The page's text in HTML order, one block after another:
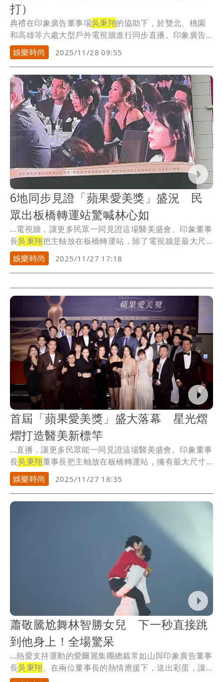
打）
典禮在印象廣告董事場吳秉翔的協助下，於雙北、桃園
和高雄等六處大型戶外電視牆進行同步直播。印象廣告
董事...
娛樂時尚 2025/11/28 09:55
6地同步見證「蘋果愛美獎」盛況 民
眾出板橋轉運站驚喊林心如
...電視牆，讓更多民眾一同見證這場醫美盛會。印象董事
長吳秉翔把主軸放在板橋轉運站，除了電視牆是最大尺
寸1...
娛樂時尚 2025/11/27 17:18
首屆「蘋果愛美獎」盛大落幕 星光熠
熠打造醫美新標竿
...直播，讓更多民眾能一同見證這場醫美盛會。印象董事
長吳秉翔董事長把主軸放在板橋轉運站，擁有最大尺寸
16...
娛樂時尚 2025/11/27 18:35
蕭敬騰尬舞林智勝女兒 下一秒直接跳
到他身上！全場驚呆
...熱愛支持運動的愛爾麗集團總裁常如山與印象廣告董事
長吳秉翔。在兩位董事長的熱情應援下，送出彩蛋，讓
老蕭...